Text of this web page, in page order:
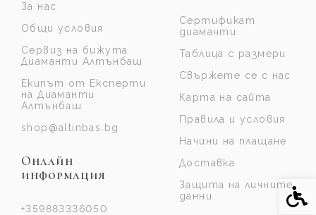
За нас
Общи условия
Сервиз на бижута
Диаманти Алтънбаш
Екипът от Експерти
на Диаманти
Алтънбаш
shop@altinbas.bg
Онлайн
информация
+359883336050
Сертификат
диаманти
Таблица с размери
Свържете се с нас
Карта на сайта
Правила и условия
Начини на плащане
Доставка
Защита на личните
данни